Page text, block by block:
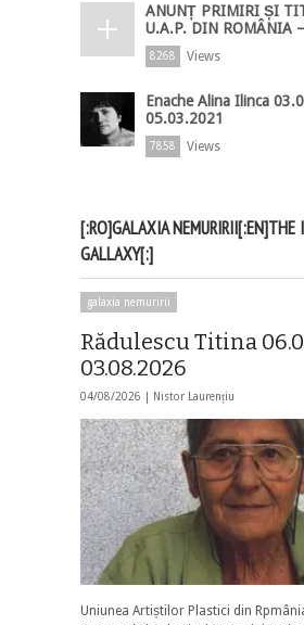
ANUNȚ PRIMIRI ȘI
U.A.P. DIN ROMÂNIA
8268 Views
Enache Alina Ilinca
05.03.2021
7858 Views
[:RO]GALAXIA NEMURIRII[:EN]THE
GALLAXY[:]
galaxia nemuririi
Rădulescu Titina
03.08.2026
04/08/2026 | Nistor Laurențiu
Uniunea Artiștilor Plastici din